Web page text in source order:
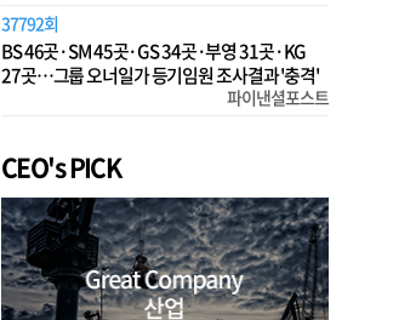
37792회
BS 46곳·SM 45곳·GS 34곳·부영 31곳·KG
27곳…그룹 오너일가 등기임원 조사결과 '충격'
파이낸셜포스트
CEO's PICK